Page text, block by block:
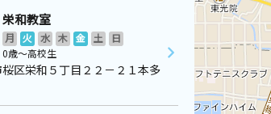
栄和教室
月 火 水 木 金 土
日
0歳～高校生
区栄和５丁目２２－２１本多